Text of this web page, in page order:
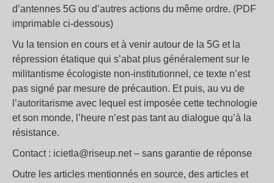
d’antennes 5G ou d’autres actions du même ordre. (PDF
imprimable ci-dessous)
Vu la tension en cours et à venir autour de la 5G et la
répression étatique qui s’abat plus généralement sur le
militantisme écologiste non-institutionnel, ce texte n’est
pas signé par mesure de précaution. Et puis, au vu de
l’autoritarisme avec lequel est imposée cette technologie
et son monde, l’heure n’est pas tant au dialogue qu’à la
résistance.
Contact : icietla@riseup.net – sans garantie de réponse
Outre les articles mentionnés en source, des articles et